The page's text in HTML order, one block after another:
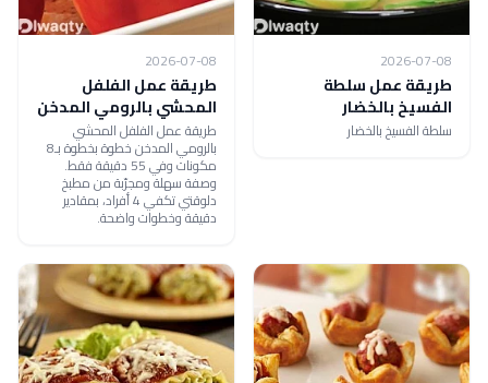
2026-07-08
طريقة عمل سلطة
الفسيخ بالخضار
سلطة الفسيخ بالخضار
2026-07-08
طريقة عمل الفلفل
المحشي بالرومي المدخن
طريقة عمل الفلفل المحشي
بالرومي المدخن خطوة بخطوة بـ8
مكونات وفي 55 دقيقة فقط.
وصفة سهلة ومجرّبة من مطبخ
دلوقتي تكفي 4 أفراد، بمقادير
دقيقة وخطوات واضحة.